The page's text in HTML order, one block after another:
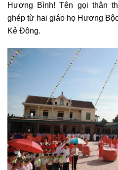
Hương Bình! Tên gọi thân
ghép từ hai giáo họ Hương
Kẻ Đông.